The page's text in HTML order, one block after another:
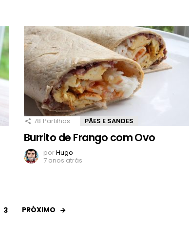
78 Partilhas PÃES E SANDES
Burrito de Frango com Ovo
porHugo
7 anos atrás
3 PRÓXIMO